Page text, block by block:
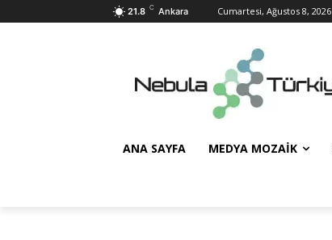
21.8 C Ankara Cumartesi, Ağustos 8, 2026
ANA SAYFA MEDYA MOZAIK